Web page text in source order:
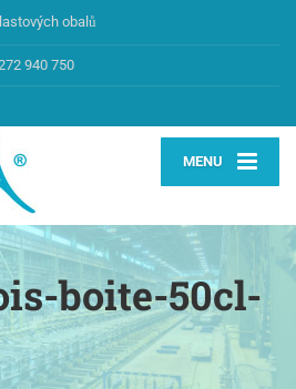
obalů
940 750
MENU
boite-50cl-